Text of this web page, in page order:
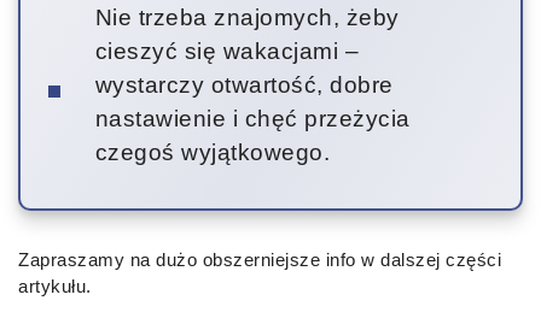
Nie trzeba znajomych, żeby
cieszyć się wakacjami –
wystarczy otwartość, dobre
nastawienie i chęć przeżycia
czegoś wyjątkowego.
Zapraszamy na dużo obszerniejsze info w dalszej części
artykułu.